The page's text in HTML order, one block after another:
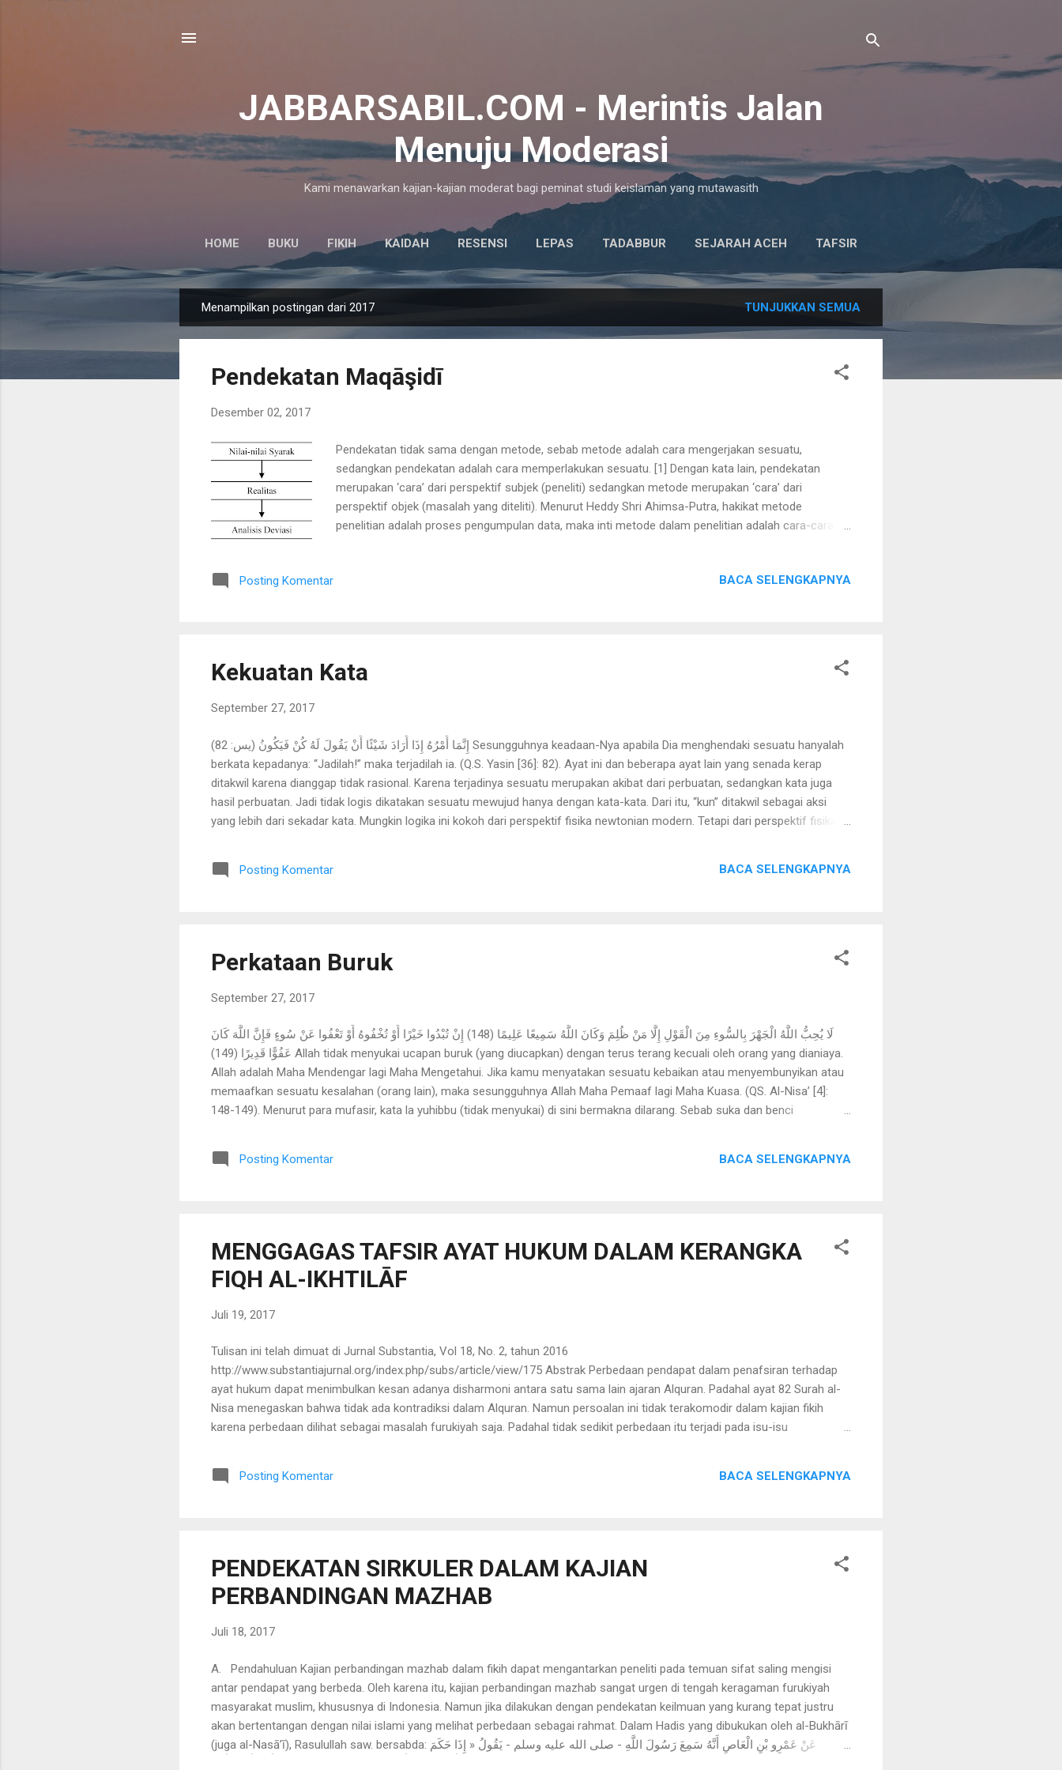
JABBARSABIL.COM - Merintis Jalan
Menuju Moderasi
Kami menawarkan kajian-kajian moderat bagi peminat studi keislaman yang mutawasith
HOME BUKU FIKIH KAIDAH RESENSI LEPAS TADABBUR SEJARAH ACEH TAFSIR
TEORI MAQASHID LAINNYA… ULAMA & DAYAH
o
Menampilkan postingan dari 2017 TUNJUKKAN SEMUA
Pendekatan Maqāşidī
Desember 02, 2017
Pendekatan tidak sama dengan metode, sebab metode adalah cara mengerjakan sesuatu,
sedangkan pendekatan adalah cara memperlakukan sesuatu. [1] Dengan kata lain, pendekatan
merupakan ‘cara’ dari perspektif subjek (peneliti) sedangkan metode merupakan ‘cara’ dari
perspektif objek (masalah yang diteliti). Menurut Heddy Shri Ahimsa-Putra, hakikat metode
penelitian adalah proses pengumpulan data, maka inti metode dalam penelitian adalah cara-cara
perspektif peneliti. Dengan demikian, pendekatan bersifat abstrak dan berupa konsep mental si
Posting Komentar BACA SELENGKAPNYA
Kekuatan Kata
September 27, 2017
إِنَّمَا أَمْرُهُ إِذَا أَرَادَ شَيْئًا أَنْ يَقُولَ لَهُ كُنْ فَيَكُونُ (يس: 82) Sesungguhnya keadaan-Nya apabila Dia menghendaki sesuatu hanyalah
berkata kepadanya: “Jadilah!” maka terjadilah ia. (Q.S. Yasin [36]: 82). Ayat ini dan beberapa ayat lain yang senada kerap
ditakwil karena dianggap tidak rasional. Karena terjadinya sesuatu merupakan akibat dari perbuatan, sedangkan kata juga
hasil perbuatan. Jadi tidak logis dikatakan sesuatu mewujud hanya dengan kata-kata. Dari itu, “kun” ditakwil sebagai aksi
yang lebih dari sekadar kata. Mungkin logika ini kokoh dari perspektif fisika newtonian modern. Tetapi dari perspektif fisika
elektron, proton dan sebagainya. Sementara kata disampaikan lewat suara yang berupa gelombang. Temuan-temuan ini
sinergi dengan perkembangan filsafat postmodern yang melihat fenomena berbahasa sebagai inti filsafat. Berbahasa dilihat
Posting Komentar BACA SELENGKAPNYA
Perkataan Buruk
September 27, 2017
لَا يُحِبُّ اللَّهُ الْجَهْرَ بِالسُّوءِ مِنَ الْقَوْلِ إِلَّا مَنْ ظُلِمَ وَكَانَ اللَّهُ سَمِيعًا عَلِيمًا (148) إِنْ تُبْدُوا خَيْرًا أَوْ تُخْفُوهُ أَوْ تَعْفُوا عَنْ سُوءٍ فَإِنَّ اللَّهَ كَانَ
عَفُوًّا قَدِيرًا (149) Allah tidak menyukai ucapan buruk (yang diucapkan) dengan terus terang kecuali oleh orang yang dianiaya.
Allah adalah Maha Mendengar lagi Maha Mengetahui. Jika kamu menyatakan sesuatu kebaikan atau menyembunyikan atau
memaafkan sesuatu kesalahan (orang lain), maka sesungguhnya Allah Maha Pemaaf lagi Maha Kuasa. (QS. Al-Nisa’ [4]:
148-149). Menurut para mufasir, kata la yuhibbu (tidak menyukai) di sini bermakna dilarang. Sebab suka dan benci
alam dengan fenomena positif negatif di dalamnya merupakan kosekuensi dari sunnatullah. Dalam hal ini, Allah tidak punya
kepentingan dengan kedua sisi sunnatullah ini. Lain halnya dari dimensi in...
Posting Komentar BACA SELENGKAPNYA
MENGGAGAS TAFSIR AYAT HUKUM DALAM KERANGKA
FIQH AL-IKHTILĀF
Juli 19, 2017
Tulisan ini telah dimuat di Jurnal Substantia, Vol 18, No. 2, tahun 2016
http://www.substantiajurnal.org/index.php/subs/article/view/175 Abstrak Perbedaan pendapat dalam penafsiran terhadap
ayat hukum dapat menimbulkan kesan adanya disharmoni antara satu sama lain ajaran Alquran. Padahal ayat 82 Surah al-
Nisa menegaskan bahwa tidak ada kontradiksi dalam Alquran. Namun persoalan ini tidak terakomodir dalam kajian fikih
karena perbedaan dilihat sebagai masalah furukiyah saja. Padahal tidak sedikit perbedaan itu terjadi pada isu-isu
pada penemuan makna. Oleh karena itu, tulisan ini menawarkan agar tafsir ayat hukum dilakukan dalam kerangka teoretik
fiqh al-ikhtil ā f yang melihat perbedaan sebagai keragaman ( al- ta‘addud al- tanawwu‘ ). Dalam tulisan ini, metode deduktif
Posting Komentar BACA SELENGKAPNYA
PENDEKATAN SIRKULER DALAM KAJIAN
PERBANDINGAN MAZHAB
Juli 18, 2017
A. Pendahuluan Kajian perbandingan mazhab dalam fikih dapat mengantarkan peneliti pada temuan sifat saling mengisi
antar pendapat yang berbeda. Oleh karena itu, kajian perbandingan mazhab sangat urgen di tengah keragaman furukiyah
masyarakat muslim, khususnya di Indonesia. Namun jika dilakukan dengan pendekatan keilmuan yang kurang tepat justru
akan bertentangan dengan nilai islami yang melihat perbedaan sebagai rahmat. Dalam Hadis yang dibukukan oleh al-Bukhārī
(juga al-Nasā’ī), Rasulullah saw. bersabda: عَنْ عَمْرِو بْنِ الْعَاصِ أَنَّهُ سَمِعَ رَسُولَ اللَّهِ - صلى الله عليه وسلم - يَقُولُ « إِذَا حَكَمَ